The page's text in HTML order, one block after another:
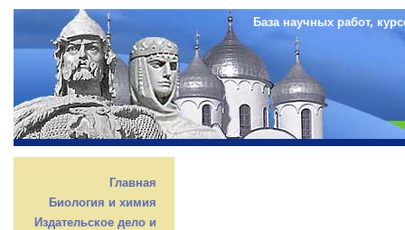
База научных работ,
Главная
Биология и химия
Издательское дело и